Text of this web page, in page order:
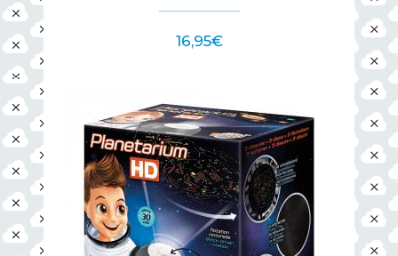
16,95€